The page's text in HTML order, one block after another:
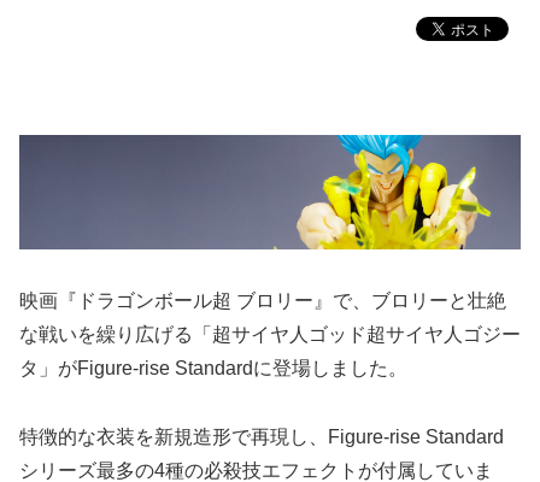
映画『ドラゴンボール超 ブロリー』で、ブロリーと壮絶
な戦いを繰り広げる「超サイヤ人ゴッド超サイヤ人ゴジー
タ」がFigure-rise Standardに登場しました。
特徴的な衣装を新規造形で再現し、Figure-rise Standard
シリーズ最多の4種の必殺技エフェクトが付属していま